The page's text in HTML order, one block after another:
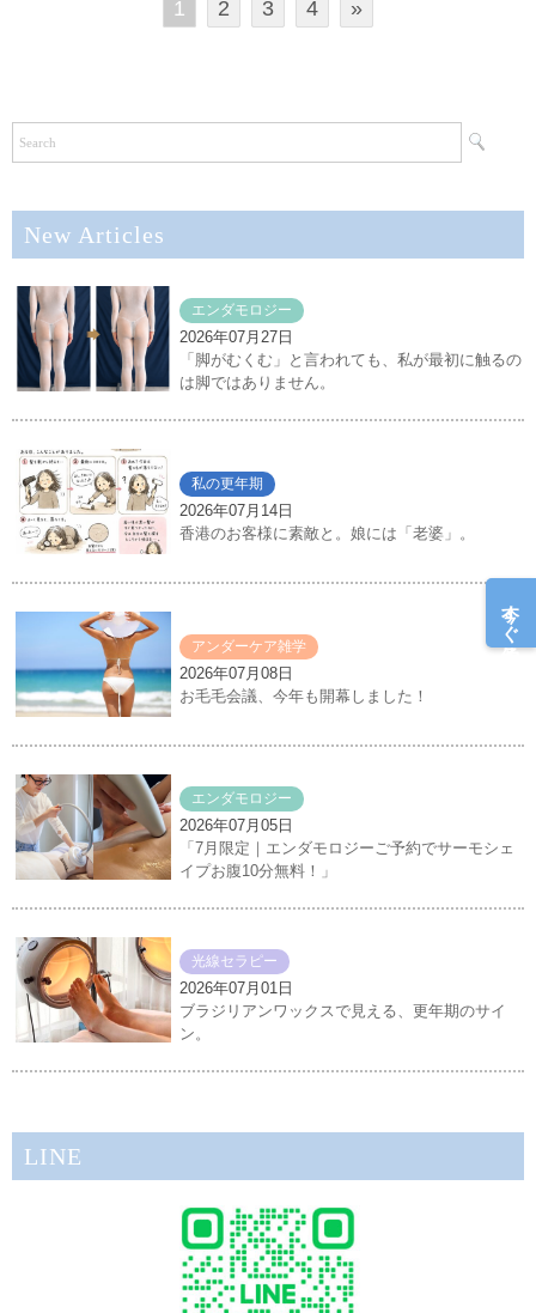
1 2 3 4 »
New Articles
エンダモロジー
2026年07月27日
「脚がむくむ」と言われても、私が最初に触るの
は脚ではありません。
私の更年期
2026年07月14日
香港のお客様に素敵と。娘には「老婆」。
アンダーケア雑学
2026年07月08日
お毛毛会議、今年も開幕しました！
エンダモロジー
2026年07月05日
「7月限定｜エンダモロジーご予約でサーモシェ
イプお腹10分無料！」
光線セラピー
2026年07月01日
ブラジリアンワックスで見える、更年期のサイ
ン。
LINE
今すぐ予約